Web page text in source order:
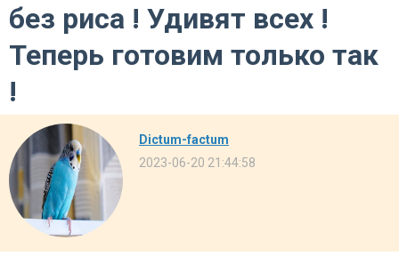
без риса ! Удивят всех !
Теперь готовим только так
!
Dictum-factum
2023-06-20 21:44:58